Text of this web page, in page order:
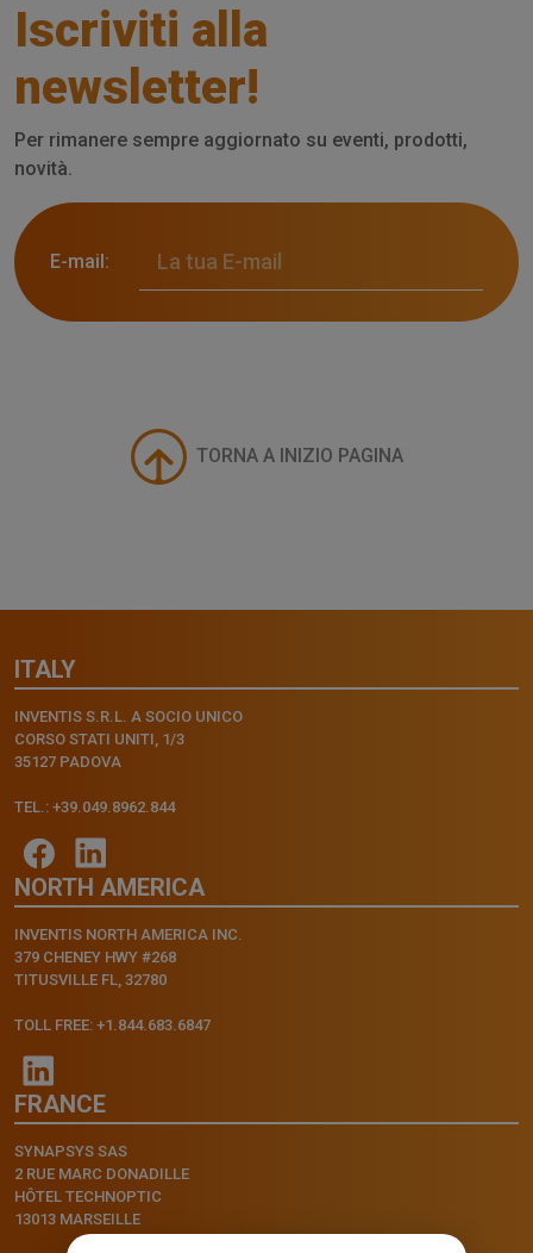
Iscriviti alla
newsletter!
Per rimanere sempre aggiornato su eventi, prodotti,
novità.
E-mail:
TORNA A INIZIO PAGINA
ITALY
INVENTIS S.R.L. A SOCIO UNICO
CORSO STATI UNITI, 1/3
35127 PADOVA
TEL.: +39.049.8962.844
NORTH AMERICA
INVENTIS NORTH AMERICA INC.
379 CHENEY HWY #268
TITUSVILLE FL, 32780
TOLL FREE: +1.844.683.6847
FRANCE
SYNAPSYS SAS
2 RUE MARC DONADILLE
HÔTEL TECHNOPTIC
13013 MARSEILLE